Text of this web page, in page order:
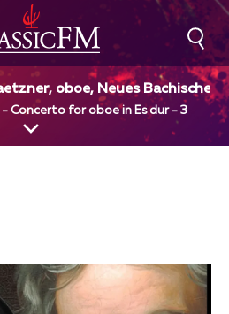
oboe, Neues Bachisches
Leipzig, Max Pommer, dir
- Concerto for oboe in Es dur - 3